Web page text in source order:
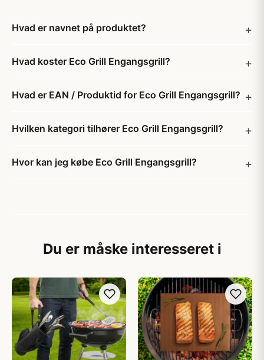
Hvad er navnet på produktet?
Hvad koster Eco Grill Engangsgrill?
Hvad er EAN / Produktid for Eco Grill Engangsgrill?
Hvilken kategori tilhører Eco Grill Engangsgrill?
Hvor kan jeg købe Eco Grill Engangsgrill?
Du er måske interesseret i